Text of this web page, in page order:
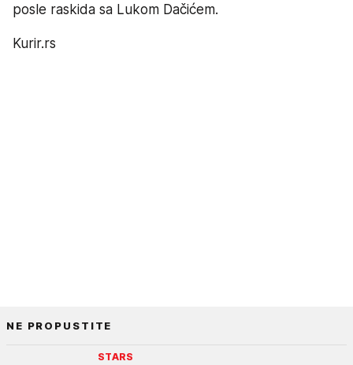
posle raskida sa Lukom Dačićem.
Kurir.rs
NE PROPUSTITE
STARS